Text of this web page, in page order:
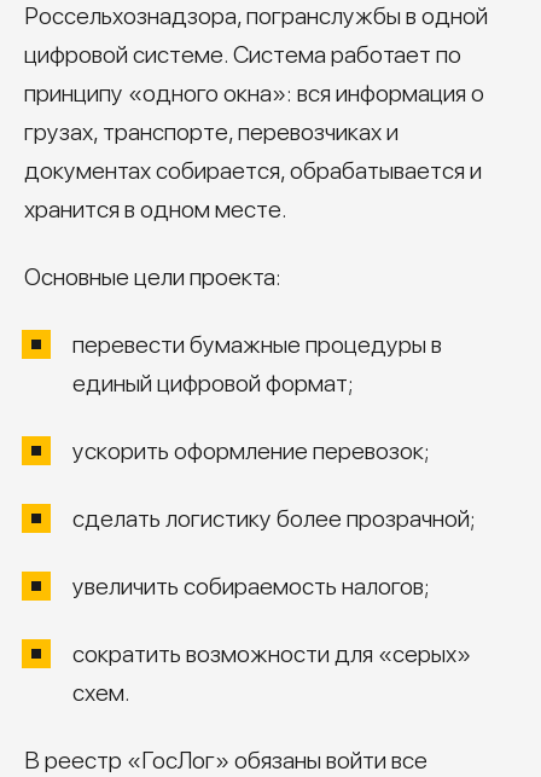
Россельхознадзора, погранслужбы в одной
цифровой системе. Система работает по
принципу «одного окна»: вся информация о
грузах, транспорте, перевозчиках и
документах собирается, обрабатывается и
хранится в одном месте.
Основные цели проекта:
перевести бумажные процедуры в
единый цифровой формат;
ускорить оформление перевозок;
сделать логистику более прозрачной;
увеличить собираемость налогов;
сократить возможности для «серых»
схем.
В реестр «ГосЛог» обязаны войти все